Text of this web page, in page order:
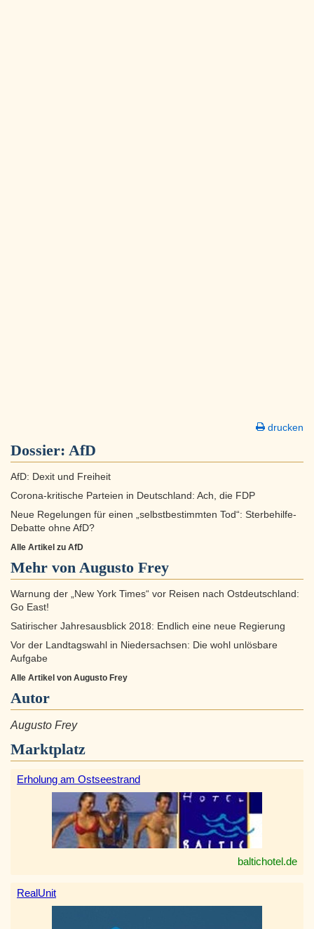
drucken
Dossier: AfD
AfD: Dexit und Freiheit
Corona-kritische Parteien in Deutschland: Ach, die FDP
Neue Regelungen für einen „selbstbestimmten Tod“: Sterbehilfe-
Debatte ohne AfD?
Alle Artikel zu AfD
Mehr von Augusto Frey
Warnung der „New York Times“ vor Reisen nach Ostdeutschland:
Go East!
Satirischer Jahresausblick 2018: Endlich eine neue Regierung
Vor der Landtagswahl in Niedersachsen: Die wohl unlösbare
Aufgabe
Alle Artikel von Augusto Frey
Autor
Augusto Frey
Marktplatz
Erholung am Ostseestrand
baltichotel.de
RealUnit